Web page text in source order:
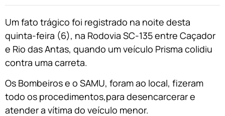
Um fato trágico foi registrado na noite desta
quinta-feira (6), na Rodovia SC-135 entre Caçador
e Rio das Antas, quando um veículo Prisma colidiu
contra uma carreta.
Os Bombeiros e o SAMU, foram ao local, fizeram
todo os procedimentos,para desencarcerar e
atender a vítima do veículo menor.